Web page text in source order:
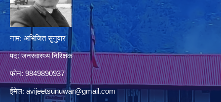
नाम: अभिजित सुनुवार
पद: जनस्वास्थ्य निरिक्षक
फोन: 9849890937
ईमेल: avijeetsunuwar@gmail.com